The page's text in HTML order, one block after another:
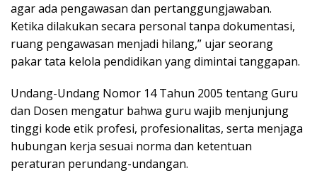
agar ada pengawasan dan pertanggungjawaban.
Ketika dilakukan secara personal tanpa dokumentasi,
ruang pengawasan menjadi hilang,” ujar seorang
pakar tata kelola pendidikan yang dimintai tanggapan.
Undang-Undang Nomor 14 Tahun 2005 tentang Guru
dan Dosen mengatur bahwa guru wajib menjunjung
tinggi kode etik profesi, profesionalitas, serta menjaga
hubungan kerja sesuai norma dan ketentuan
peraturan perundang-undangan.